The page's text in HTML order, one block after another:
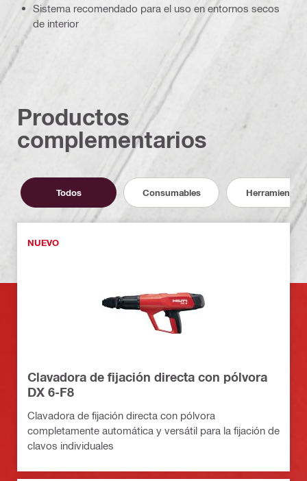
Sistema recomendado para el uso en entornos secos
de interior
Productos
complementarios
Todos Consumables Herramientas
NUEVO
Clavadora de fijación directa con pólvora
DX 6-F8
Clavadora de fijación directa con pólvora
completamente automática y versátil para la fijación de
clavos individuales